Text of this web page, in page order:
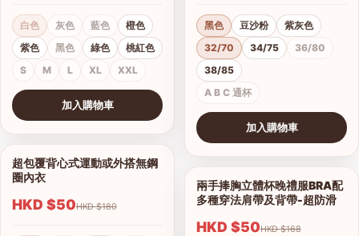
白色 灰色 藍色
橙色
紫色
黑色 綠色
桃紅色
S
M L XL XXL
加入購物車
1/4
查看圖片
超包覆背心式運動或外搭無鋼
圈內衣
HKD $50 HKD $180
黑色 豆沙粉
紫灰色
32/70
34/75
36/80
38/85
A B C 通杯
加入購物車
1/12
查看圖片
兩手捧胸立體杯晚禮服BRA配
多種穿法肩帶及背帶-超防滑
HKD $50 HKD $168